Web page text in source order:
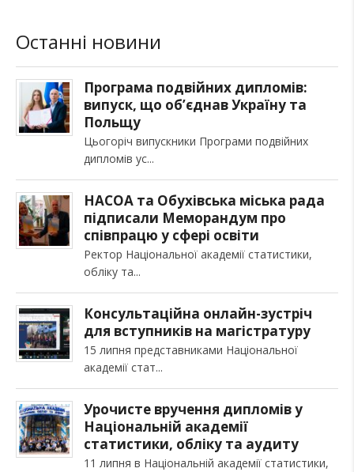
Останні новини
Програма подвійних дипломів:
випуск, що об’єднав Україну та
Польщу
Цьогоріч випускники Програми подвійних
дипломів ус
НАСОА та Обухівська міська рада
підписали Меморандум про
співпрацю у сфері освіти
Ректор Національної академії статистики,
обліку та
Консультаційна онлайн-зустріч
для вступників на магістратуру
15 липня представниками Національної
академії стат
Урочисте вручення дипломів у
Національній академії
статистики, обліку та аудиту
11 липня в Національній академії статистики,